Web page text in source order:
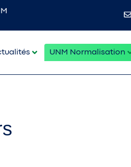
UNM Normalisation